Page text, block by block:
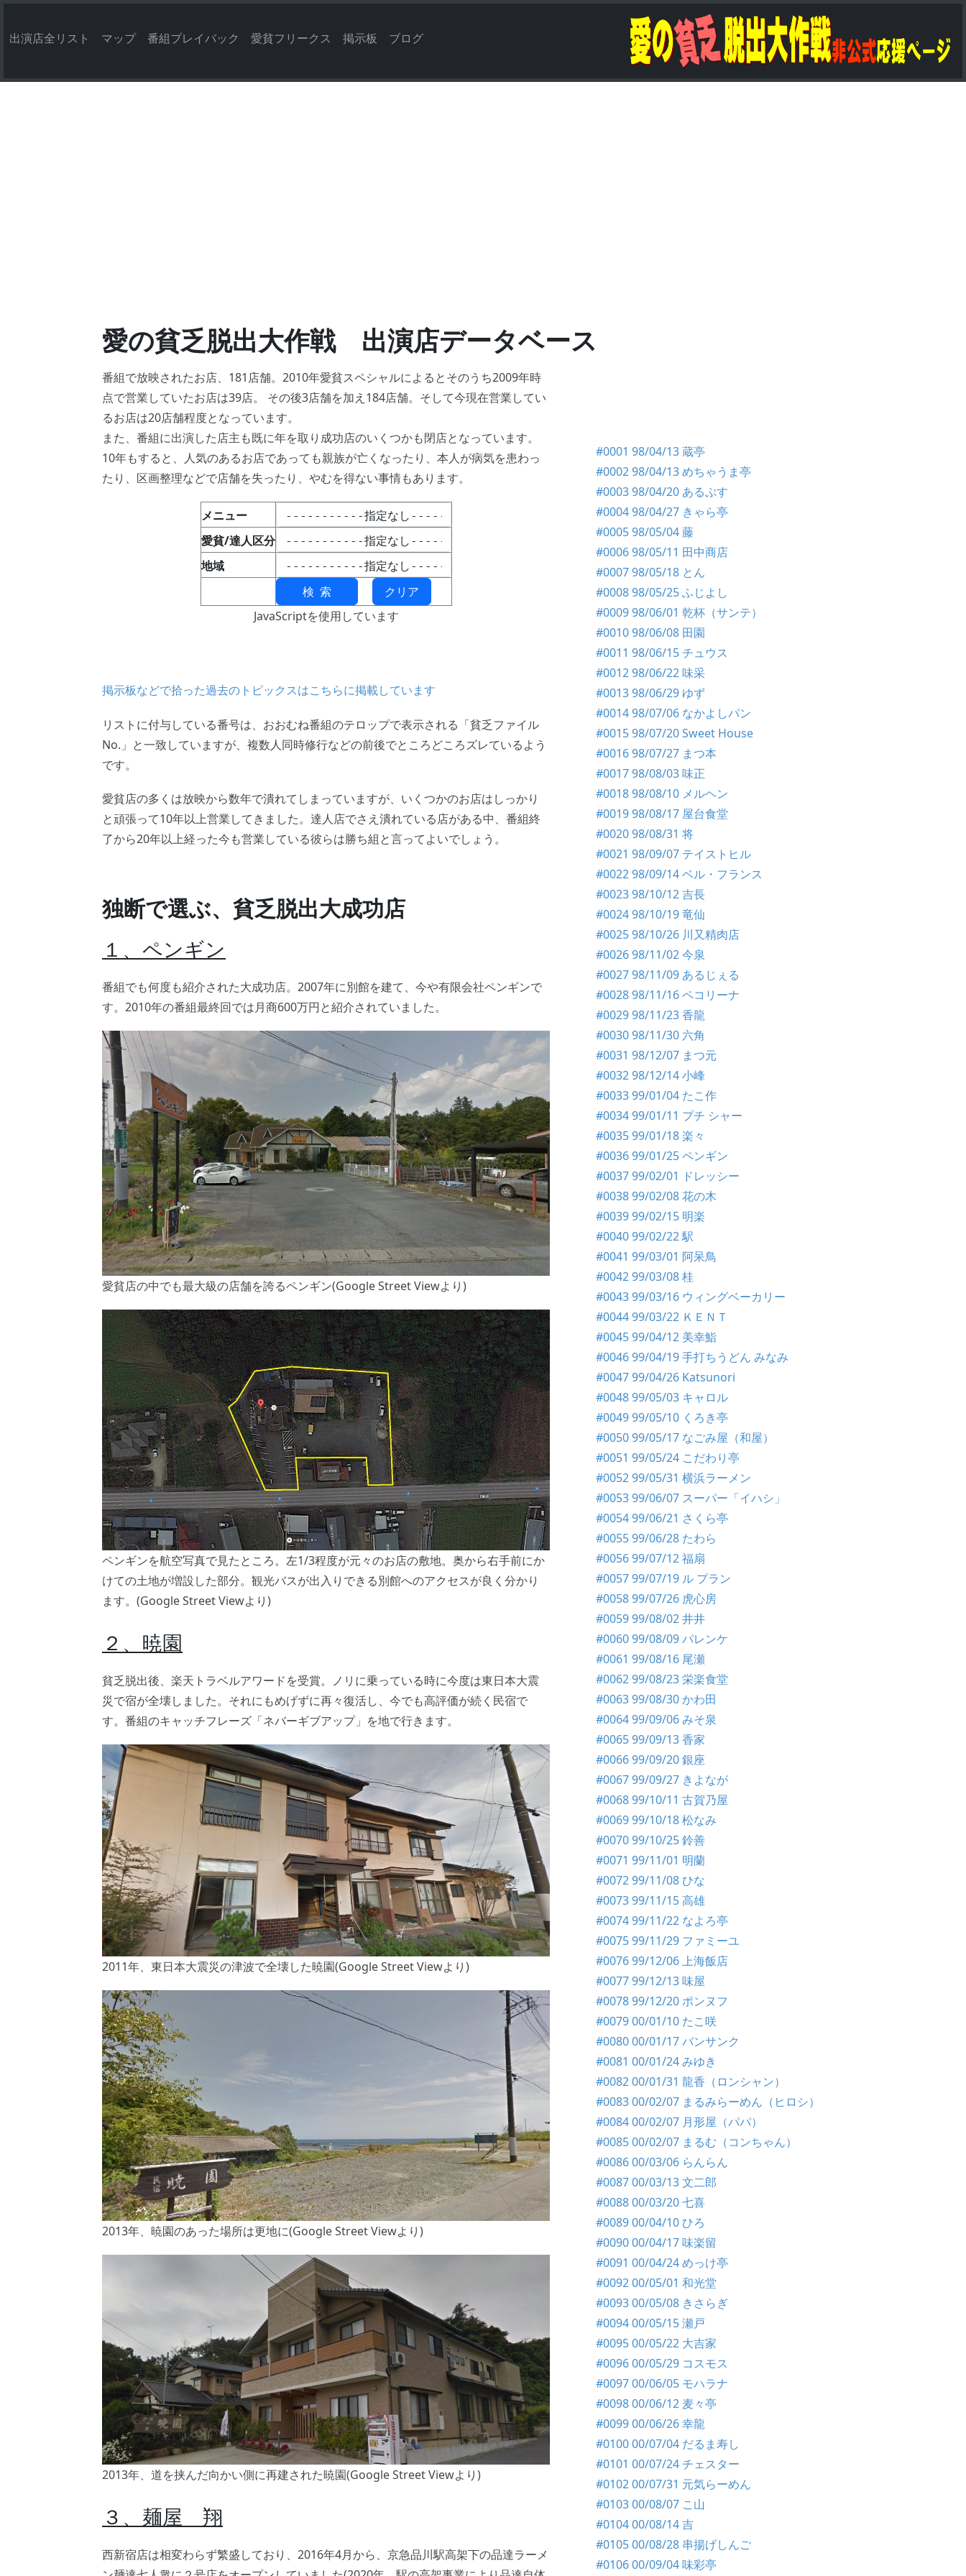
出演店全リスト マップ 番組プレイバック 愛貧フリークス 掲示板 ブログ
愛の貧乏脱出大作戦 出演店データベース
番組で放映されたお店、181店舗。2010年愛貧スペシャルによるとそのうち2009年時
点で営業していたお店は39店。 その後3店舗を加え184店舗。そして今現在営業してい
るお店は20店舗程度となっています。
また、番組に出演した店主も既に年を取り成功店のいくつかも閉店となっています。
10年もすると、人気のあるお店であっても親族が亡くなったり、本人が病気を患わっ
たり、区画整理などで店舗を失ったり、やむを得ない事情もあります。
メニュー
愛貧/達人区分
地域
JavaScriptを使用しています
掲示板などで拾った過去のトピックスはこちらに掲載しています
リストに付与している番号は、おおむね番組のテロップで表示される「貧乏ファイル
No.」と一致していますが、複数人同時修行などの前後でところどころズレているよう
です。
愛貧店の多くは放映から数年で潰れてしまっていますが、いくつかのお店はしっかり
と頑張って10年以上営業してきました。達人店でさえ潰れている店がある中、番組終
了から20年以上経った今も営業している彼らは勝ち組と言ってよいでしょう。
独断で選ぶ、貧乏脱出大成功店
１、ペンギン
番組でも何度も紹介された大成功店。2007年に別館を建て、今や有限会社ペンギンで
す。2010年の番組最終回では月商600万円と紹介されていました。
愛貧店の中でも最大級の店舗を誇るペンギン(Google Street Viewより)
ペンギンを航空写真で見たところ。左1/3程度が元々のお店の敷地。奥から右手前にか
けての土地が増設した部分。観光バスが出入りできる別館へのアクセスが良く分かり
ます。(Google Street Viewより)
２、暁園
貧乏脱出後、楽天トラベルアワードを受賞。ノリに乗っている時に今度は東日本大震
災で宿が全壊しました。それにもめげずに再々復活し、今でも高評価が続く民宿で
す。番組のキャッチフレーズ「ネバーギブアップ」を地で行きます。
2011年、東日本大震災の津波で全壊した暁園(Google Street Viewより)
2013年、暁園のあった場所は更地に(Google Street Viewより)
2013年、道を挟んだ向かい側に再建された暁園(Google Street Viewより)
３、麺屋 翔
西新宿店は相変わらず繁盛しており、2016年4月から、京急品川駅高架下の品達ラーメ
#0001 98/04/13 蔵亭
#0002 98/04/13 めちゃうま亭
#0003 98/04/20 あるぷす
#0004 98/04/27 きゃら亭
#0005 98/05/04 藤
#0006 98/05/11 田中商店
#0007 98/05/18 とん
#0008 98/05/25 ふじよし
#0009 98/06/01 乾杯（サンテ）
#0010 98/06/08 田園
#0011 98/06/15 チュウス
#0012 98/06/22 味采
#0013 98/06/29 ゆず
#0014 98/07/06 なかよしパン
#0015 98/07/20 Sweet House
#0016 98/07/27 まつ本
#0017 98/08/03 味正
#0018 98/08/10 メルヘン
#0019 98/08/17 屋台食堂
#0020 98/08/31 将
#0021 98/09/07 テイストヒル
#0022 98/09/14 ベル・フランス
#0023 98/10/12 吉長
#0024 98/10/19 竜仙
#0025 98/10/26 川又精肉店
#0026 98/11/02 今泉
#0027 98/11/09 あるじぇる
#0028 98/11/16 ペコリーナ
#0029 98/11/23 香龍
#0030 98/11/30 六角
#0031 98/12/07 まつ元
#0032 98/12/14 小峰
#0033 99/01/04 たこ作
#0034 99/01/11 プチ シャー
#0035 99/01/18 楽々
#0036 99/01/25 ペンギン
#0037 99/02/01 ドレッシー
#0038 99/02/08 花の木
#0039 99/02/15 明楽
#0040 99/02/22 駅
#0041 99/03/01 阿呆鳥
#0042 99/03/08 桂
#0043 99/03/16 ウィングベーカリー
#0044 99/03/22 ＫＥＮＴ
#0045 99/04/12 美幸鮨
#0046 99/04/19 手打ちうどん みなみ
#0047 99/04/26 Katsunori
#0048 99/05/03 キャロル
#0049 99/05/10 くろき亭
#0050 99/05/17 なごみ屋（和屋）
#0051 99/05/24 こだわり亭
#0052 99/05/31 横浜ラーメン
#0053 99/06/07 スーパー「イハシ」
#0054 99/06/21 さくら亭
#0055 99/06/28 たわら
#0056 99/07/12 福扇
#0057 99/07/19 ル プラン
#0058 99/07/26 虎心房
#0059 99/08/02 井井
#0060 99/08/09 パレンケ
#0061 99/08/16 尾瀬
#0062 99/08/23 栄楽食堂
#0063 99/08/30 かわ田
#0064 99/09/06 みそ泉
#0065 99/09/13 香家
#0066 99/09/20 銀座
#0067 99/09/27 きよなが
#0068 99/10/11 古賀乃屋
#0069 99/10/18 松なみ
#0070 99/10/25 鈴善
#0071 99/11/01 明蘭
#0072 99/11/08 ひな
#0073 99/11/15 高雄
#0074 99/11/22 なよろ亭
#0075 99/11/29 ファミーユ
#0076 99/12/06 上海飯店
#0077 99/12/13 味屋
#0078 99/12/20 ポンヌフ
#0079 00/01/10 たこ咲
#0080 00/01/17 バンサンク
#0081 00/01/24 みゆき
#0082 00/01/31 龍香（ロンシャン）
#0083 00/02/07 まるみらーめん（ヒロシ）
#0084 00/02/07 月形屋（パパ）
#0085 00/02/07 まるむ（コンちゃん）
#0086 00/03/06 らんらん
#0087 00/03/13 文二郎
#0088 00/03/20 七喜
#0089 00/04/10 ひろ
#0090 00/04/17 味楽留
#0091 00/04/24 めっけ亭
#0092 00/05/01 和光堂
#0093 00/05/08 きさらぎ
#0094 00/05/15 瀬戸
#0095 00/05/22 大吉家
#0096 00/05/29 コスモス
#0097 00/06/05 モハラナ
#0098 00/06/12 麦々亭
#0099 00/06/26 幸龍
#0100 00/07/04 だるま寿し
#0101 00/07/24 チェスター
#0102 00/07/31 元気らーめん
#0103 00/08/07 こ山
#0104 00/08/14 吉
#0105 00/08/28 串揚げしんご
#0106 00/09/04 味彩亭